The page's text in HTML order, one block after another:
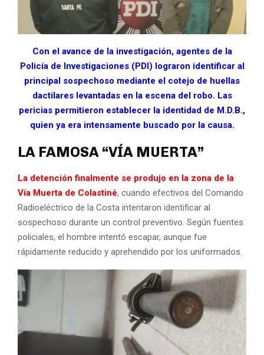
Con el avance de la investigación, agentes de la
Policía de Investigaciones (PDI) lograron identificar al
principal sospechoso mediante el cotejo de huellas
dactilares levantadas en la escena del robo. Las
pericias permitieron establecer la identidad de M.D.B.,
quien ya era intensamente buscado por la causa.
LA FAMOSA “VÍA MUERTA”
La detención finalmente se produjo en la zona de la
Vía Muerta de Colastiné, cuando efectivos del Comando
Radioeléctrico de la Costa intentaron identificar al
sospechoso durante un control preventivo. Según fuentes
policiales, el hombre intentó escapar, aunque fue
rápidamente reducido y aprehendido por los uniformados.